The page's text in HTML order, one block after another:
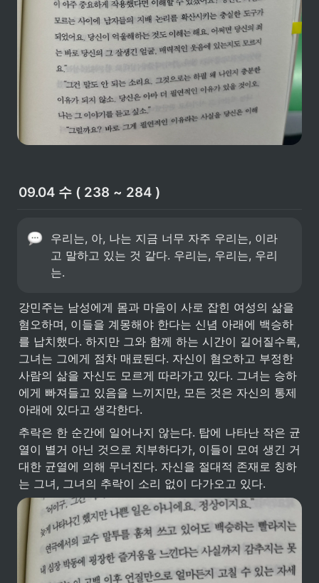
09.04 수 ( 238 ~ 284 )
우리는, 아, 나는 지금 너무 자주 우리는, 이라
고 말하고 있는 것 같다. 우리는, 우리는, 우리
는.
강민주는 남성에게 몸과 마음이 사로 잡힌 여성의 삶을
혐오하며, 이들을 계몽해야 한다는 신념 아래에 백승하
를 납치했다. 하지만 그와 함께 하는 시간이 길어질수록,
그녀는 그에게 점차 매료된다. 자신이 혐오하고 부정한
사람의 삶을 자신도 모르게 따라가고 있다. 그녀는 승하
에게 빠져들고 있음을 느끼지만, 모든 것은 자신의 통제
아래에 있다고 생각한다.
추락은 한 순간에 일어나지 않는다. 탑에 나타난 작은 균
열이 별거 아닌 것으로 치부하다가, 이들이 모여 생긴 거
대한 균열에 의해 무너진다. 자신을 절대적 존재로 칭하
는 그녀, 그녀의 추락이 소리 없이 다가오고 있다.